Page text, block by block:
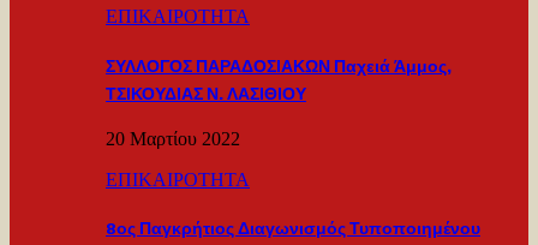
ΕΠΙΚΑΙΡΟΤΗΤΑ
ΣΥΛΛΟΓΟΣ ΠΑΡΑΔΟΣΙΑΚΩΝ Παχειά Άμμος,
ΤΣΙΚΟΥΔΙΑΣ Ν. ΛΑΣΙΘΙΟΥ
20 Μαρτίου 2022
ΕΠΙΚΑΙΡΟΤΗΤΑ
8ος Παγκρήτιος Διαγωνισμός Τυποποιημένου